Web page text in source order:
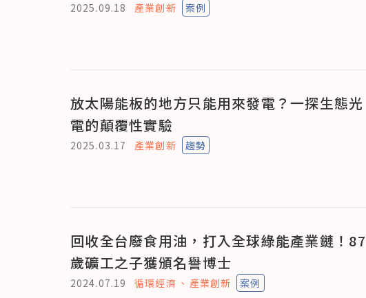
2025.09.18 產業創新 案例
放太陽能板的地方只能用來發電？一探生態光
電的顛覆性實驗
2025.03.17 產業創新 趨勢
回收全台廢食用油，打入全球綠能產業鏈！87
歲礦工之子獲頒名譽博士
2024.07.19 循環經濟 產業創新 案例